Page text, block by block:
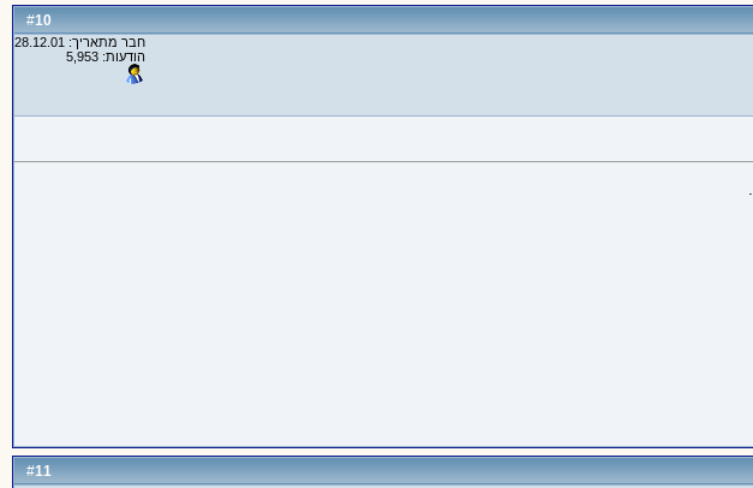
#
10
חבר מתאריך: 28.12.01
הודעות: 5,953
#
11